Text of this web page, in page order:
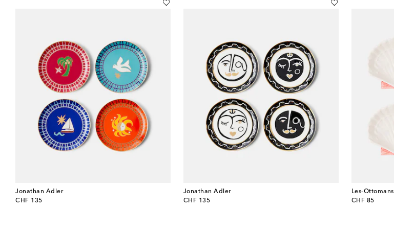
Jonathan Adler
CHF 135
original price
Jonathan Adler
CHF 135
original price
Les-Ottomans
CHF 85
original price